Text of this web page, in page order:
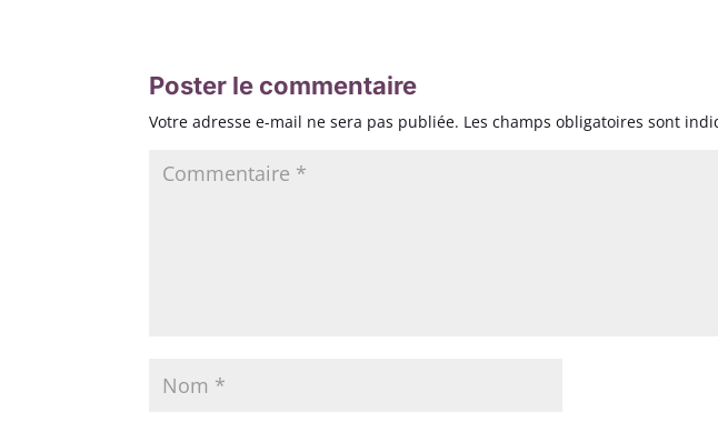
Poster le commentaire
Votre adresse e-mail ne sera pas publiée. Les champs obligatoires sont